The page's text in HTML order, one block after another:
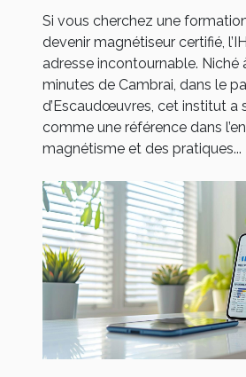
Si vous cherchez une
devenir magnétiseur certifié,
adresse incontournable. Niché
minutes de Cambrai, dans le
d’Escaudœuvres, cet institut a
comme une référence dans
magnétisme et des pratiques...